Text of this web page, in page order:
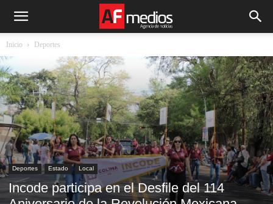
Inicio Deportes
Deportes Estado Local
Incode participa en el Desfile del 114